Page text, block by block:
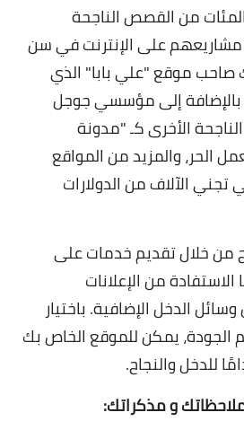
من القصص الناجحة
مشاريعهم على الإنترنت في سن
موقع "علي بابا" الذي
بالإضافة إلى مؤسسي جوجل
الأخرى كـ "مدونة
الحر، والمزيد من المواقع
تجني الآلاف من الدولارات
من خلال تقديم خدمات على
من الإعلانات
الدخل الإضافية. باختيار
الجودة، يمكن للموقع الخاص بك
للدخل والنجاح.